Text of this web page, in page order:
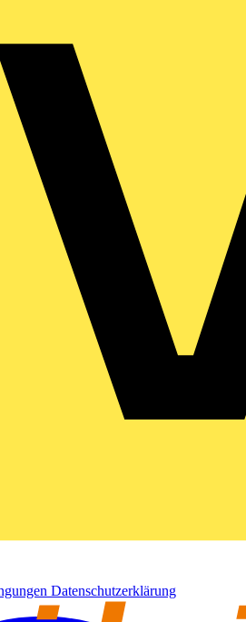
Zugang zu Branchennews,
und Tools – alles auf einer
und erhalten Sie stets aktuelle
Datenschutzerklärung